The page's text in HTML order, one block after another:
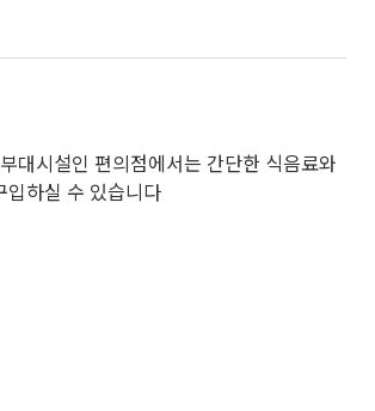
대시설인 편의점에서는 간단한 식음료와
입하실 수 있습니다